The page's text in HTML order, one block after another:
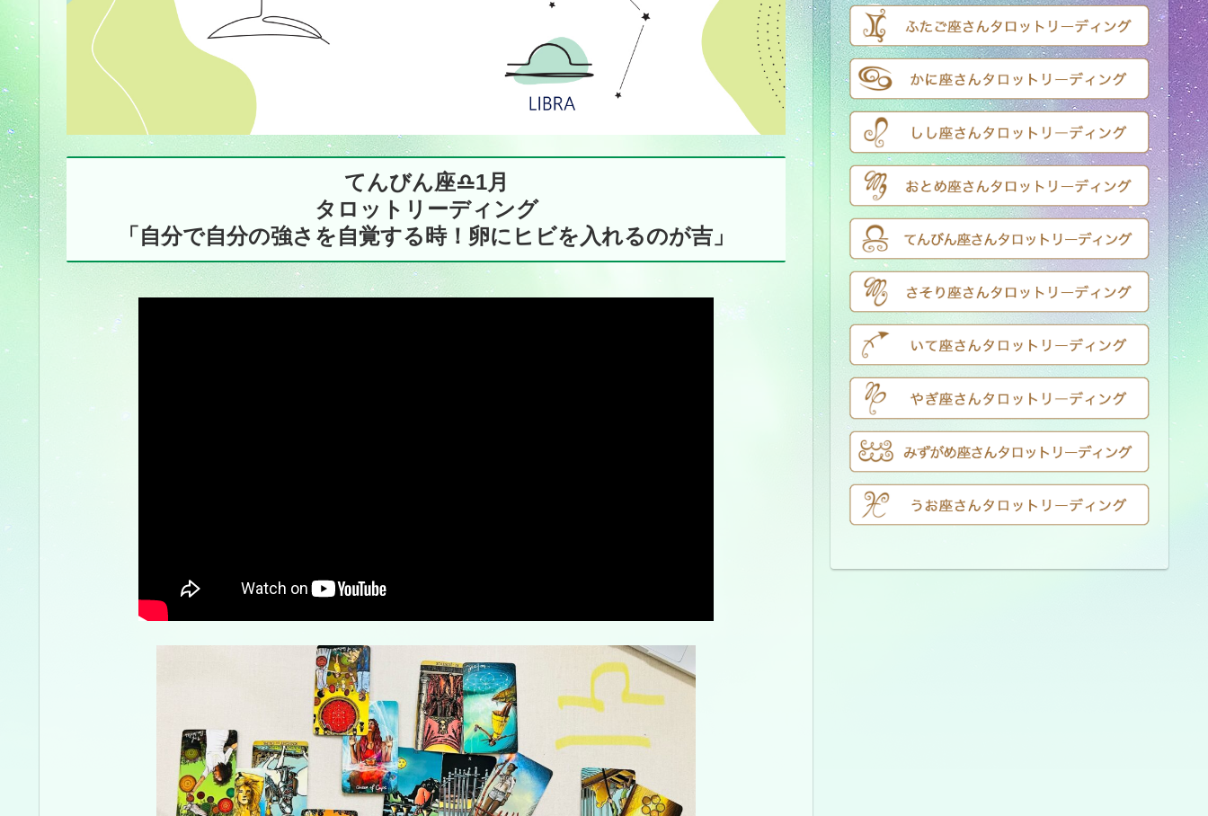
てんびん座♎️1月
タロットリーディング
「自分で自分の強さを自覚する時！卵にヒビを入れるのが吉」